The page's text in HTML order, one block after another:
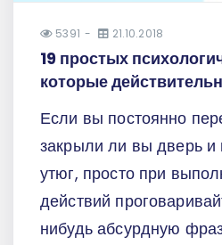
5391 21.10.2018
19 простых
которые
Если вы постоянно
закрыли ли вы дверь
утюг, просто при
действий
нибудь абсурдную